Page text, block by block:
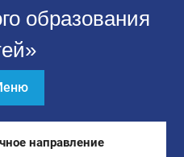
образования
направление